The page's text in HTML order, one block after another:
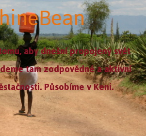
aby dnešní propojený svět
tam zodpovědné a aktivní
Působíme v Keni.